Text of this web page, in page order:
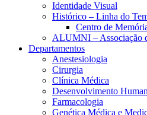
Identidade Visual
Histórico – Linha do
Centro de
ALUMNI – Associação
Departamentos
Anestesiologia
Cirurgia
Clínica Médica
Desenvolvimento
Farmacologia
Genética Médica e